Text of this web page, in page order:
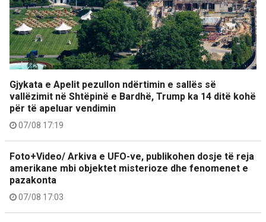
Gjykata e Apelit pezullon ndërtimin e sallës së
vallëzimit në Shtëpinë e Bardhë, Trump ka 14 ditë kohë
për të apeluar vendimin
07/08 17:19
Foto+Video/ Arkiva e UFO-ve, publikohen dosje të reja
amerikane mbi objektet misterioze dhe fenomenet e
pazakonta
07/08 17:03